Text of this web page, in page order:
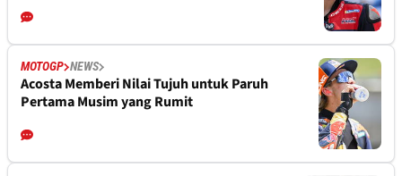
MOTOGP NEWS
Acosta Memberi Nilai Tujuh untuk Paruh
Pertama Musim yang Rumit